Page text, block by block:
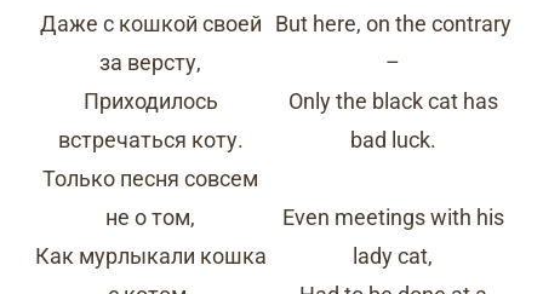
Даже с кошкой своей
за версту,
Приходилось
встречаться коту.
Только песня совсем
не о том,
Как мурлыкали кошка
But here, on the contrary
–
Only the black cat has
bad luck.
Even meetings with his
lady cat,